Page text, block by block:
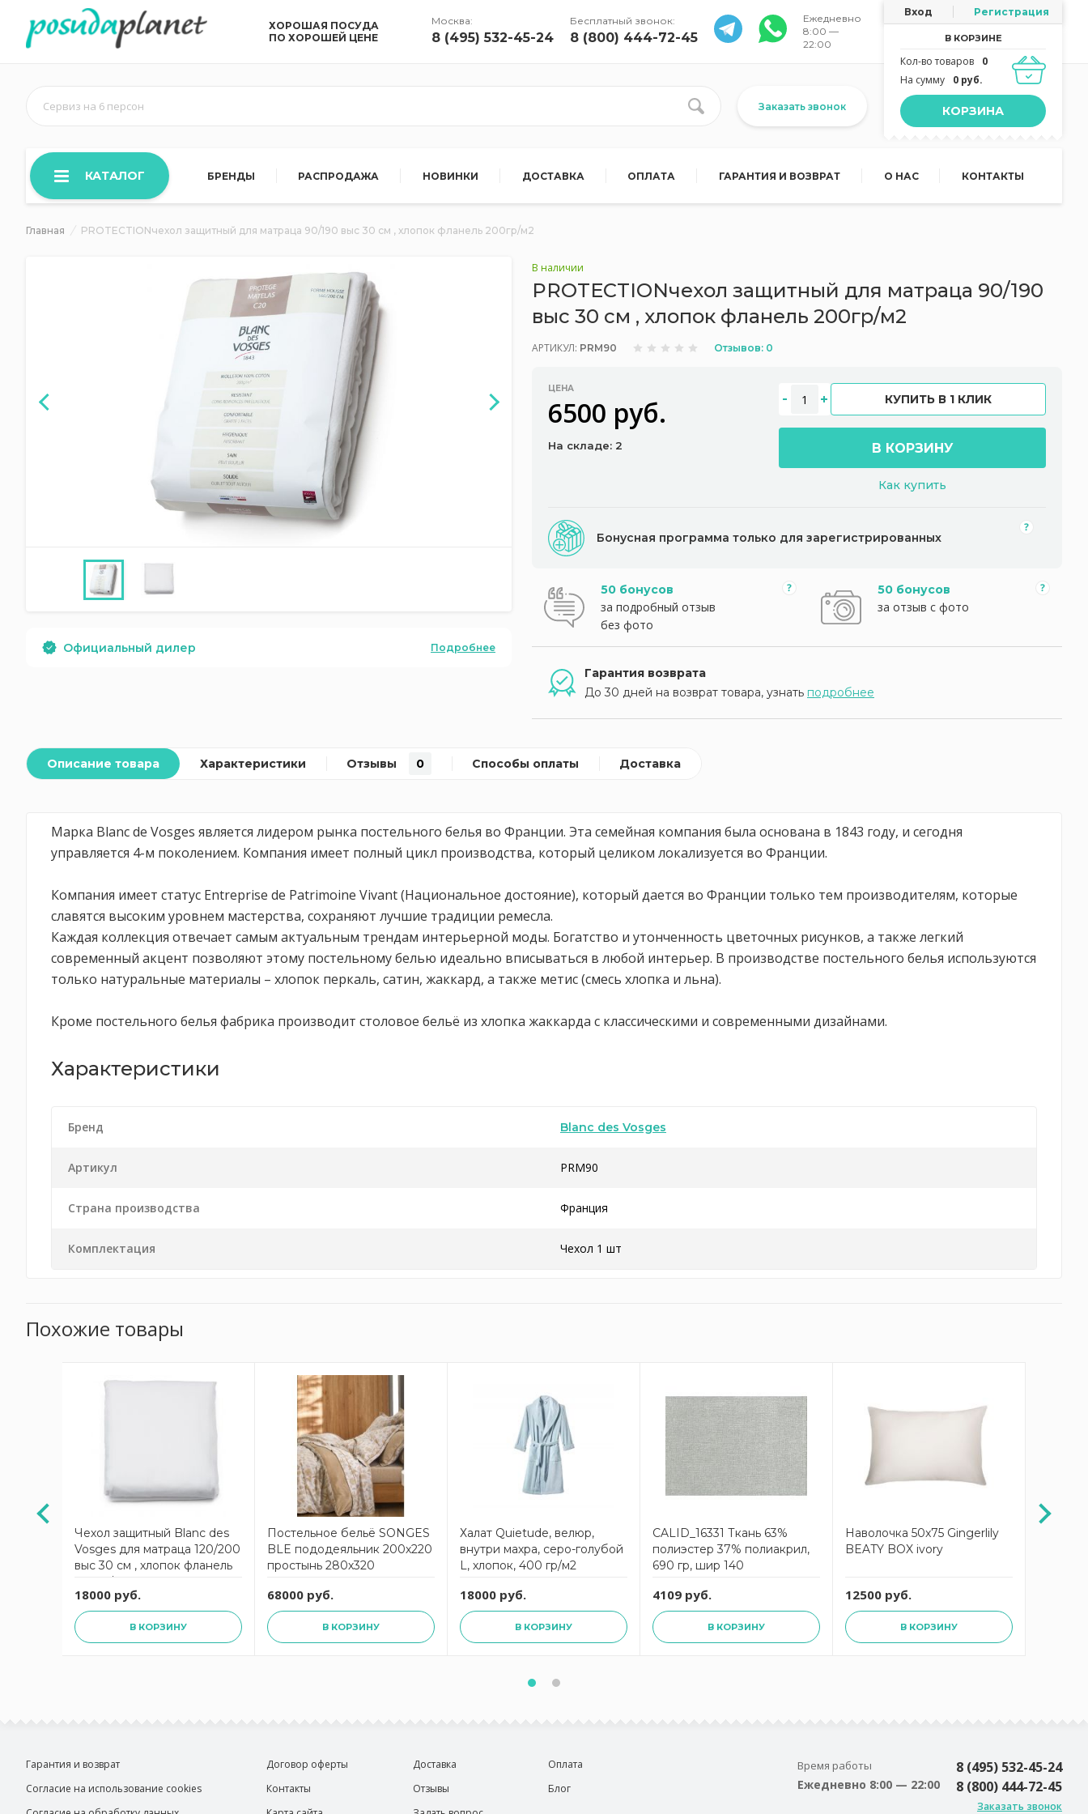
ХОРОШАЯ ПОСУДА
ПО ХОРОШЕЙ ЦЕНЕ
Москва:
8 (495) 532-45-24
Бесплатный звонок:
8 (800) 444-72-45
Ежедневно
8:00 —
22:00
Вход Регистрация
В КОРЗИНЕ
Кол-во товаров
0
На сумму
0 руб.
КОРЗИНА
Сервиз на 6 персон Заказать звонок
КАТАЛОГ БРЕНДЫ РАСПРОДАЖА НОВИНКИ ДОСТАВКА ОПЛАТА ГАРАНТИЯ И ВОЗВРАТ О НАС КОНТАКТЫ
Главная PROTECTIONчехол защитный для матраца 90/190 выс 30 см , хлопок фланель 200гр/м2
Официальный дилер Подробнее
В наличии
PROTECTIONчехол защитный для матраца 90/190
выс 30 см , хлопок фланель 200гр/м2
АРТИКУЛ: PRM90 Отзывов: 0
ЦЕНА
6500 руб.
На складе: 2
КУПИТЬ В 1 КЛИК
В КОРЗИНУ
Как купить
Бонусная программа только для зарегистрированных
50 бонусов
за подробный отзыв
без фото
50 бонусов
за отзыв с фото
Гарантия возврата
До 30 дней на возврат товара, узнать подробнее
Описание товара Характеристики Отзывы 0 Способы оплаты Доставка
Марка Blanc de Vosges является лидером рынка постельного белья во Франции. Эта семейная компания была основана в 1843 году, и сегодня
управляется 4-м поколением. Компания имеет полный цикл производства, который целиком локализуется во Франции.
Компания имеет статус Entreprise de Patrimoine Vivant (Национальное достояние), который дается во Франции только тем производителям, которые
славятся высоким уровнем мастерства, сохраняют лучшие традиции ремесла.
Каждая коллекция отвечает самым актуальным трендам интерьерной моды. Богатство и утонченность цветочных рисунков, а также легкий
современный акцент позволяют этому постельному белью идеально вписываться в любой интерьер. В производстве постельного белья используются
только натуральные материалы – хлопок перкаль, сатин, жаккард, а также метис (смесь хлопка и льна).
Кроме постельного белья фабрика производит столовое бельё из хлопка жаккарда с классическими и современными дизайнами.
Характеристики
Бренд Blanc des Vosges
Артикул PRM90
Страна производства Франция
Комплектация Чехол 1 шт
Похожие товары
Чехол защитный Blanc des
Vosges для матраца 120/200
выс 30 см , хлопок фланель
200гр/м2
18000 руб.
В КОРЗИНУ
Постельное бельё SONGES
BLE пододеяльник 200х220
простынь 280х320
68000 руб.
В КОРЗИНУ
Халат Quietude, велюр,
внутри махра, серо-голубой
L, хлопок, 400 гр/м2
18000 руб.
В КОРЗИНУ
CALID_16331 Ткань 63%
полиэстер 37% полиакрил,
690 гр, шир 140
4109 руб.
В КОРЗИНУ
Наволочка 50x75 Gingerlily
BEATY BOX ivory
12500 руб.
В КОРЗИНУ
Гарантия и возврат
Согласие на использование cookies
Договор оферты
Контакты
Доставка
Отзывы
Оплата
Блог
Время работы
Ежедневно 8:00 — 22:00
8 (495) 532-45-24
8 (800) 444-72-45
Заказать звонок